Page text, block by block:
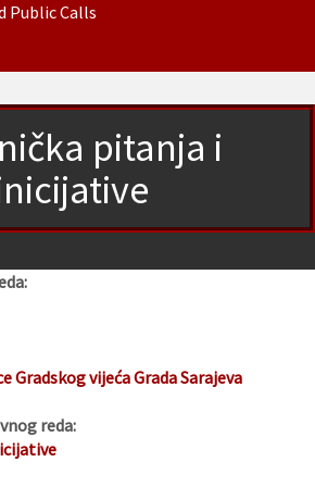
Public Calls
pitanja i
Gradskog vijeća Grada Sarajeva
reda: